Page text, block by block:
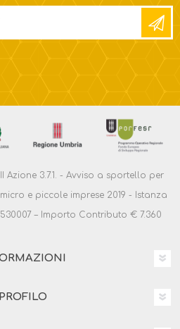
Azione 3.7.1. - Avviso a sportello per
e piccole imprese 2019 - Istanza
– Importo Contributo € 7.360
PROFILO